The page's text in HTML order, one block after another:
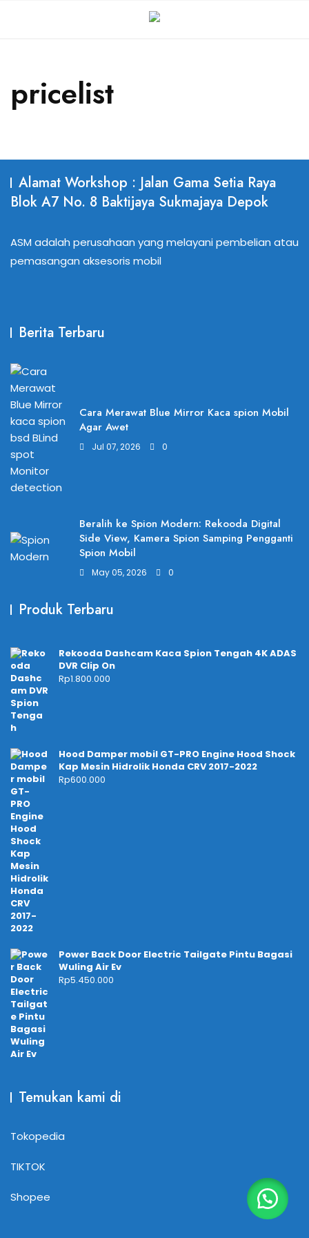
pricelist
Alamat Workshop : Jalan Gama Setia Raya
Blok A7 No. 8 Baktijaya Sukmajaya Depok
ASM adalah perusahaan yang melayani pembelian atau
pemasangan aksesoris mobil
Berita Terbaru
Cara Merawat Blue Mirror Kaca spion Mobil
Agar Awet
Jul 07, 2026 0
Beralih ke Spion Modern: Rekooda Digital
Side View, Kamera Spion Samping Pengganti
Spion Mobil
May 05, 2026 0
Produk Terbaru
Rekooda Dashcam Kaca Spion Tengah 4K ADAS
DVR Clip On
Rp1.800.000
Hood Damper mobil GT-PRO Engine Hood Shock
Kap Mesin Hidrolik Honda CRV 2017-2022
Rp600.000
Power Back Door Electric Tailgate Pintu Bagasi
Wuling Air Ev
Rp5.450.000
Temukan kami di
Tokopedia
TIKTOK
Shopee